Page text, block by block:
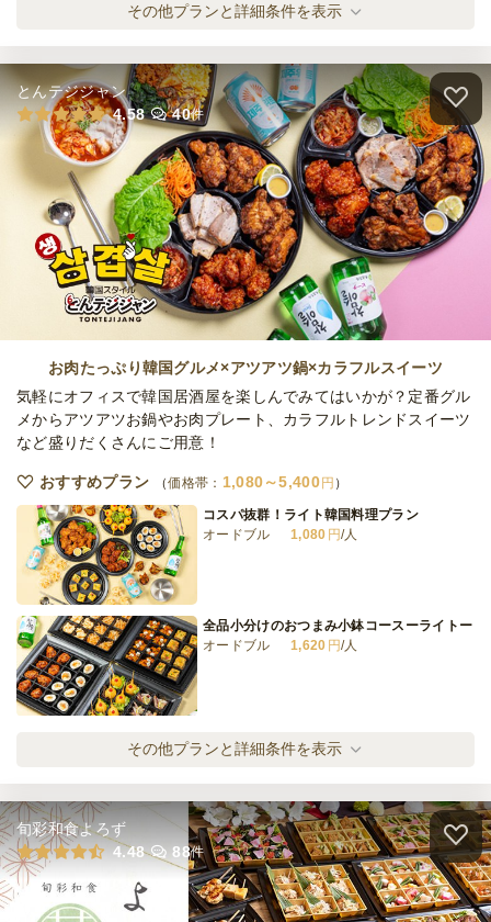
ケータリング 2,700円/人
ナチュラルカップインボリューミー
ケータリング 3,800円/人
ナチュラルカップインラグジュアリー
ケータリング 5,300円/人
ナチュラルダイニングスタンダード
ネオダイニングボリューミー
オードブル
ケータリング
締切 7日前15時
定休日 日・土
最低ご注文金額 170,000 円
その他プランと詳細条件を表示
とんテジジャン
4.58
40件
お肉たっぷり韓国グルメ×アツアツ鍋×カラフルスイーツ
気軽にオフィスで韓国居酒屋を楽しんでみてはいかが？定番グル
メからアツアツお鍋やお肉プレート、カラフルトレンドスイーツ
など盛りだくさんにご用意！
おすすめプラン 価格帯： 1,080～5,400円
コスパ抜群！ライト韓国料理プラン
オードブル
1,080 円/人
全品小分けのおつまみ小鉢コースーライトー
オードブル
1,620 円/人
オードブル
1,620円/人
手軽に韓国気分！旨辛キムチチゲ鍋ライトコ
ース
オードブル
2,160円/人
その他プランと詳細条件を表示
旬彩和食よろず
4.48
88件